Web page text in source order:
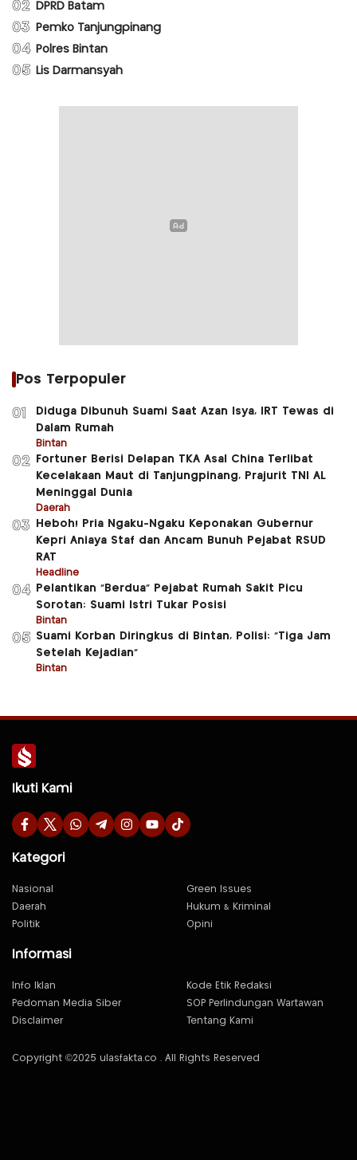
02 DPRD Batam
03 Pemko Tanjungpinang
04 Polres Bintan
05 Lis Darmansyah
Pos Terpopuler
01
Diduga Dibunuh Suami Saat Azan Isya, IRT Tewas di
Dalam Rumah
Bintan
02
Fortuner Berisi Delapan TKA Asal China Terlibat
Kecelakaan Maut di Tanjungpinang, Prajurit TNI AL
Meninggal Dunia
Daerah
03
Heboh! Pria Ngaku-Ngaku Keponakan Gubernur
Kepri Aniaya Staf dan Ancam Bunuh Pejabat RSUD
RAT
Headline
04
Pelantikan “Berdua” Pejabat Rumah Sakit Picu
Sorotan: Suami Istri Tukar Posisi
Bintan
05 Suami Korban Diringkus di Bintan, Polisi: “Tiga Jam
Setelah Kejadian”
Bintan
Ikuti Kami
Kategori
Nasional
Green Issues
Daerah
Hukum & Kriminal
Politik
Opini
Informasi
Info Iklan
Kode Etik Redaksi
Pedoman Media Siber
SOP Perlindungan Wartawan
Disclaimer
Tentang Kami
Copyright ©2025 ulasfakta.co . All Rights Reserved